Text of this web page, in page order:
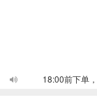
18:00前下单